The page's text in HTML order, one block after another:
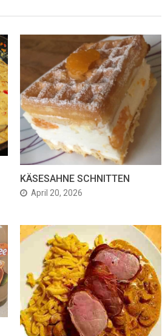
KÄSESAHNE SCHNITTEN
April 20, 2026